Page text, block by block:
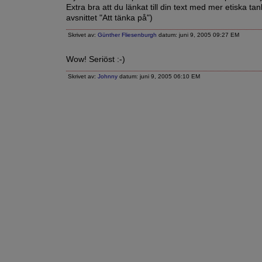
Extra bra att du länkat till din text med mer etiska
avsnittet "Att tänka på")
Skrivet av: Günther Fliesenburgh datum: juni 9, 2005 09:27 EM
Wow! Seriöst :-)
Skrivet av: Johnny datum: juni 9, 2005 06:10 EM